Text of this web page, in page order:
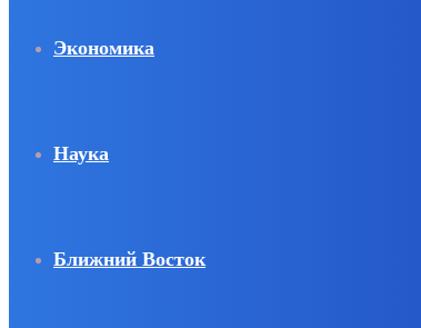
Экономика
Наука
Ближний Восток